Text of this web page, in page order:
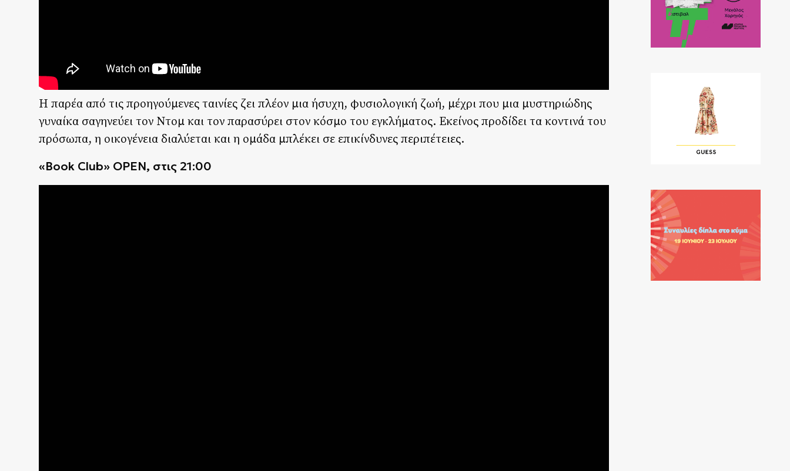
Η παρέα από τις προηγούμενες ταινίες ζει πλέον μια ήσυχη, φυσιολογική ζωή, μέχρι που μια μυστηριώδης
γυναίκα σαγηνεύει τον Ντομ και τον παρασύρει στον κόσμο του εγκλήματος. Εκείνος προδίδει τα κοντινά του
πρόσωπα, η οικογένεια διαλύεται και η ομάδα μπλέκει σε επικίνδυνες περιπέτειες.
«Book Club» OPEN, στις 21:00